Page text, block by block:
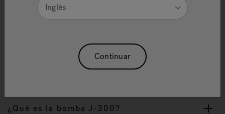
Preguntas frecuentes acerca de
¿Cómo revolucionó Jacuzzi la industria de
¿Qué es la bomba J-300?
Inglés
Continuar